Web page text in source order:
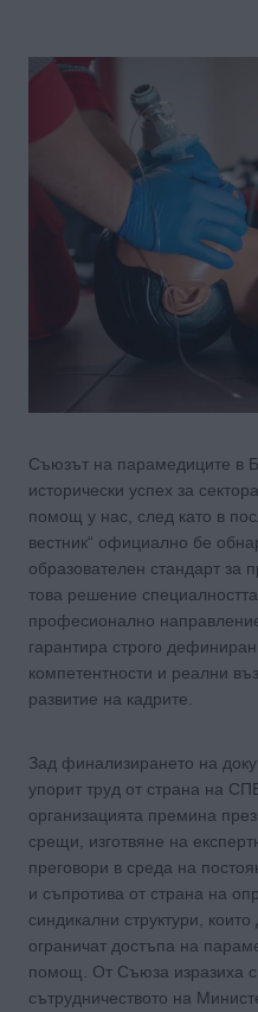
Съюзът на парамедиците в
исторически успех за
помощ у нас, след като в
вестник“ официално бе
образователен стандарт за
това решение
професионално
гарантира строго
компетентности и реални
развитие на кадрите.
Зад финализирането на
упорит труд от страна на
организацията премина
срещи, изготвяне на
преговори в среда на
и съпротива от страна на
синдикални структури,
ограничат достъпа на
помощ. От Съюза изразиха
сътрудничеството на